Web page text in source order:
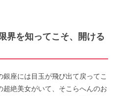
界を知ってこそ、開ける
座には目玉が飛び出て戻ってこ
絶美女がいて、そこらへんのお